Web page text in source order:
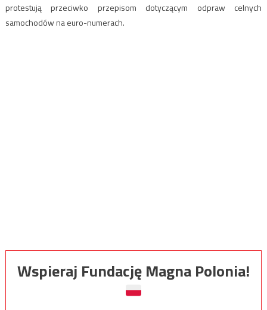
protestują przeciwko przepisom dotyczącym odpraw celnych
samochodów na euro-numerach.
Wspieraj Fundację Magna Polonia!